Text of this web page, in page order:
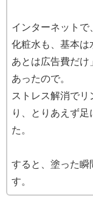
インターネットで
化粧水も、基本は
あとは広告費だ
あったので。
ストレス解消で
り、とりあえず
た。
すると、塗った瞬
す。